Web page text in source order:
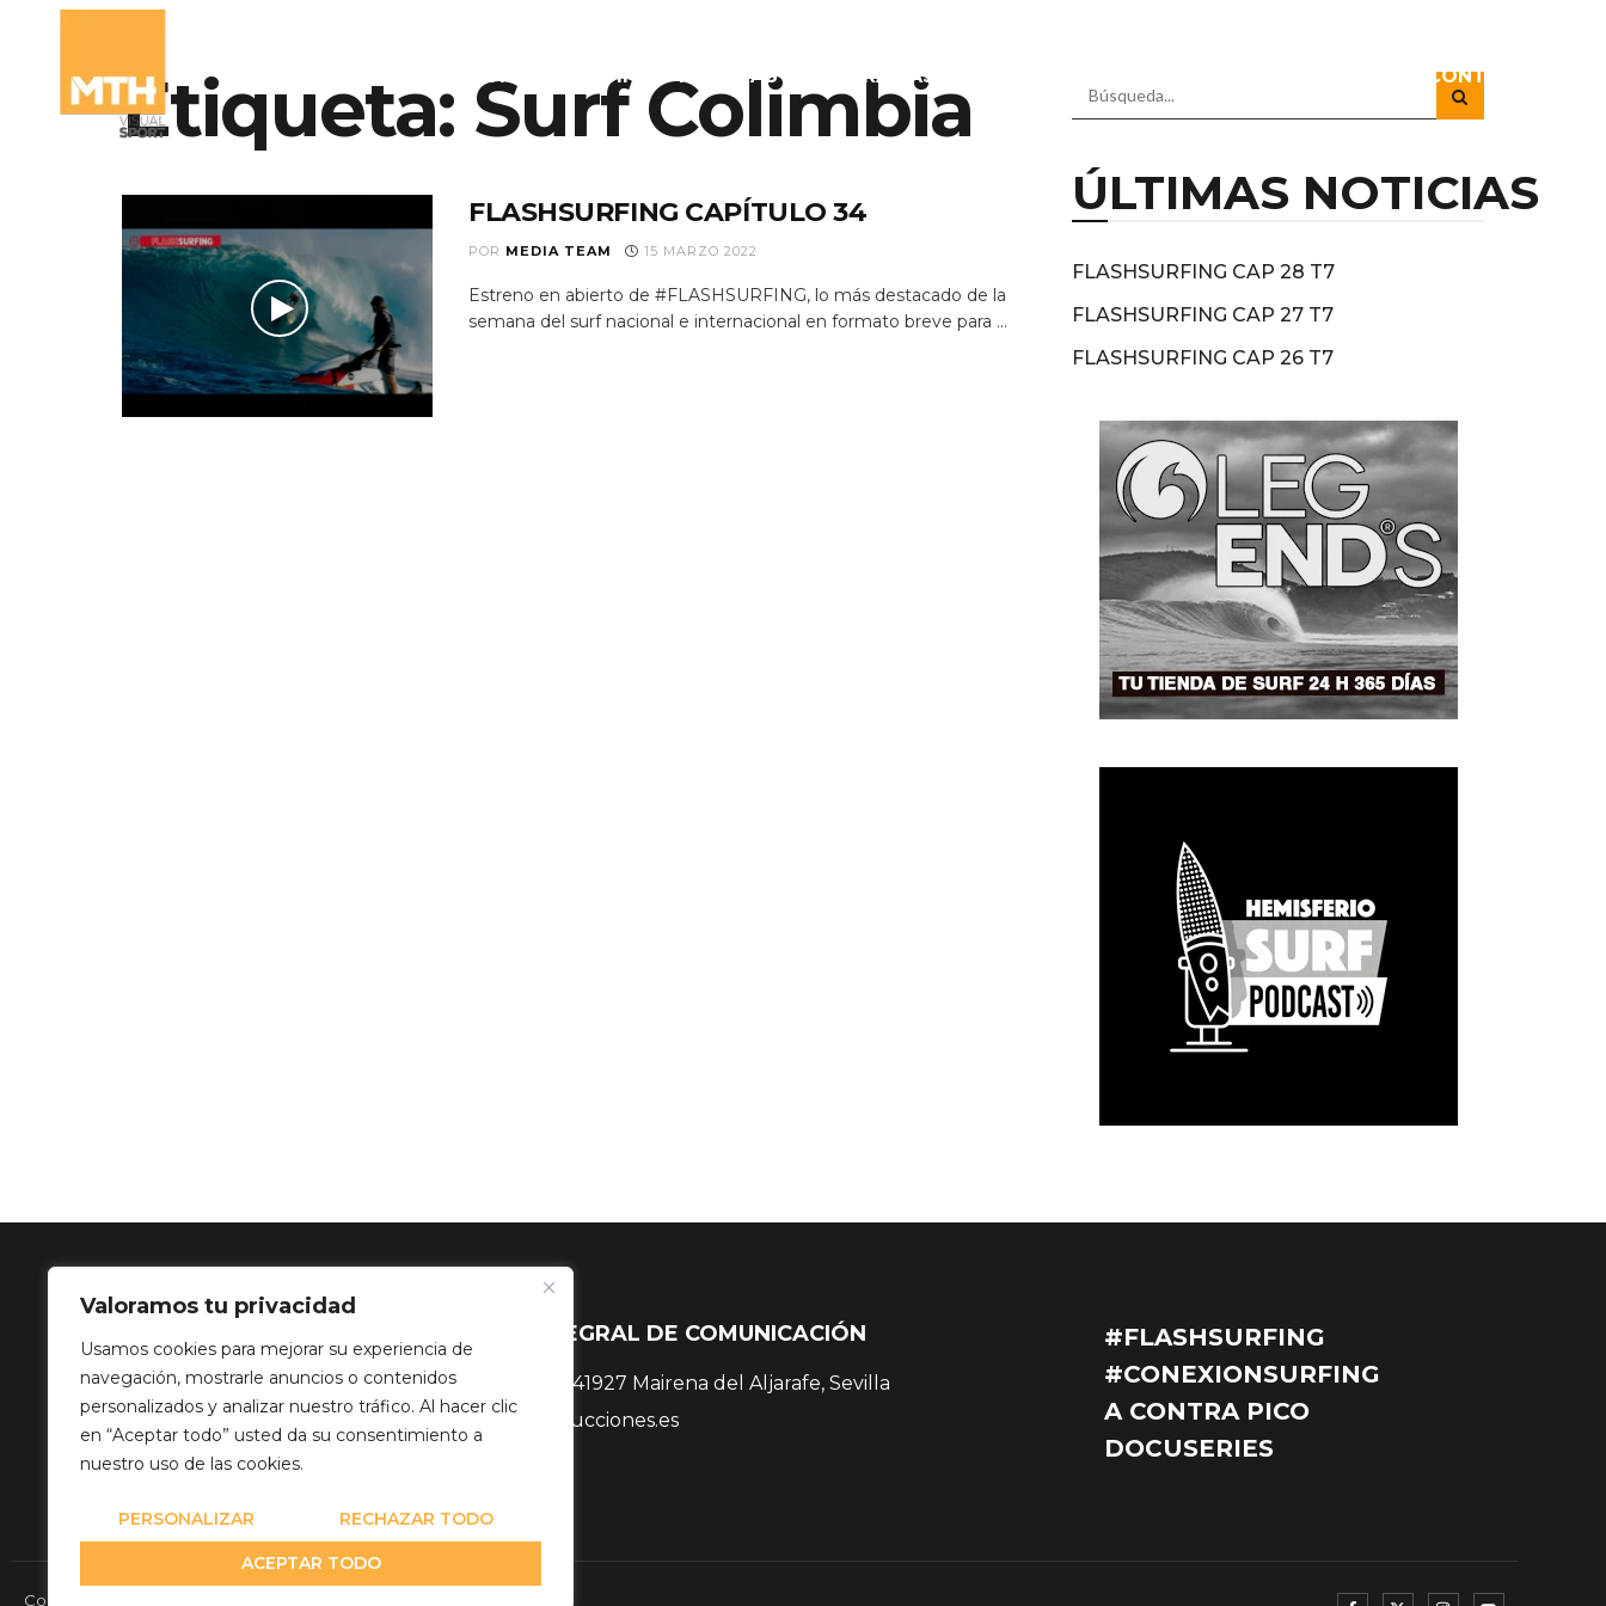
Valoramos tu privacidad
Usamos cookies para mejorar su experiencia de
navegación, mostrarle anuncios o contenidos
personalizados y analizar nuestro tráfico. Al hacer clic
en “Aceptar todo” usted da su consentimiento a
nuestro uso de las cookies.
PERSONALIZAR RECHAZAR TODO
ACEPTAR TODO
EQUIPO NOTICIAS PROGRAMAS TV CONTACTO
Etiqueta: Surf Colimbia
FLASHSURFING CAPÍTULO 34
POR MEDIA TEAM 15 MARZO 2022
Estreno en abierto de #FLASHSURFING, lo más destacado de la
semana del surf nacional e internacional en formato breve para ...
ÚLTIMAS NOTICIAS
FLASHSURFING CAP 28 T7
FLASHSURFING CAP 27 T7
FLASHSURFING CAP 26 T7
SOLUCIÓN INTEGRAL DE COMUNICACIÓN
Calle Balance, 38, 41927 Mairena del Aljarafe, Sevilla
info@mediatproducciones.es
#FLASHSURFING
#CONEXIONSURFING
A CONTRA PICO
DOCUSERIES
Copyright© 2026 Media Team Producciones - Reserved